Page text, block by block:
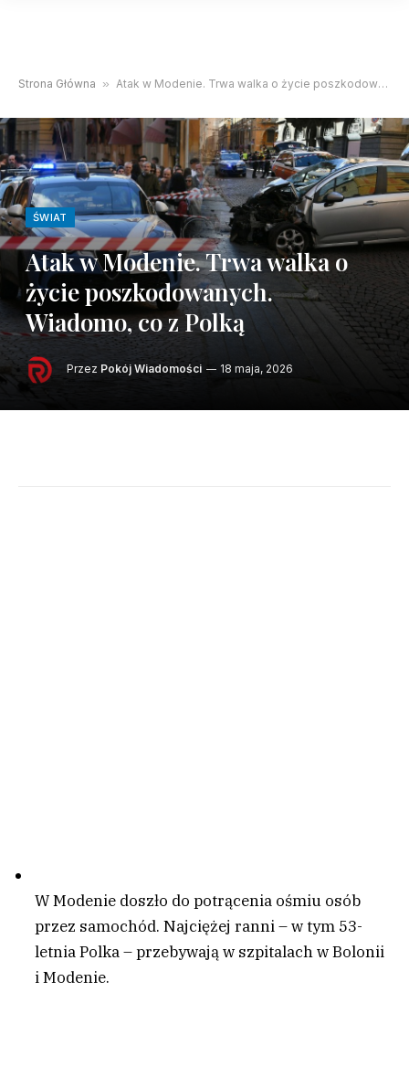
Strona Główna » Atak w Modenie. Trwa walka o życie poszkodowanych. Wiadomo, co z Polką
ŚWIAT
Atak w Modenie. Trwa walka o
życie poszkodowanych.
Wiadomo, co z Polką
Przez Pokój Wiadomości 18 maja, 2026
W Modenie doszło do potrącenia ośmiu osób
przez samochód. Najciężej ranni – w tym 53-
letnia Polka – przebywają w szpitalach w Bolonii
i Modenie.